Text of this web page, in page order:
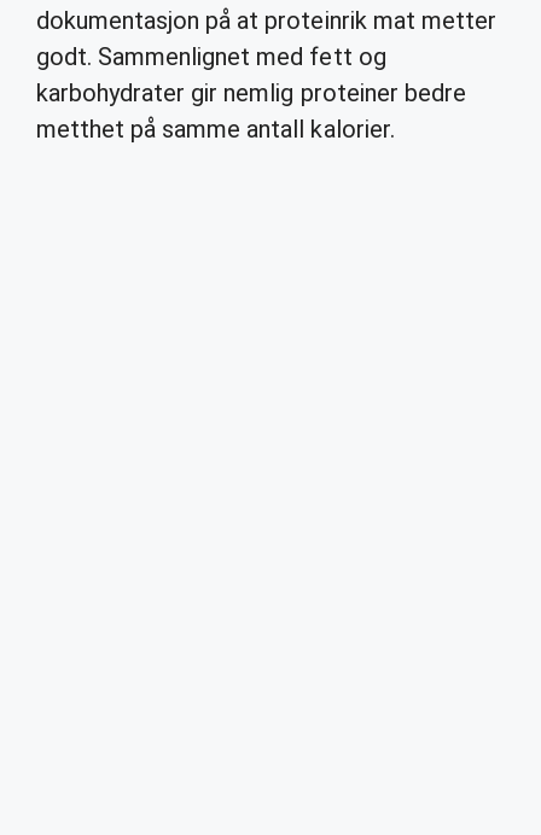
dokumentasjon på at proteinrik mat metter
godt. Sammenlignet med fett og
karbohydrater gir nemlig proteiner bedre
metthet på samme antall kalorier.